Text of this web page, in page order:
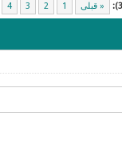
« قبلی 1
2
3
4